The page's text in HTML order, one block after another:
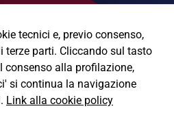
tecnici e, previo consenso,
terze parti. Cliccando sul tasto
consenso alla profilazione,
si continua la navigazione
Link alla cookie policy
Questi cookie
raccolgono
informazioni
personali.